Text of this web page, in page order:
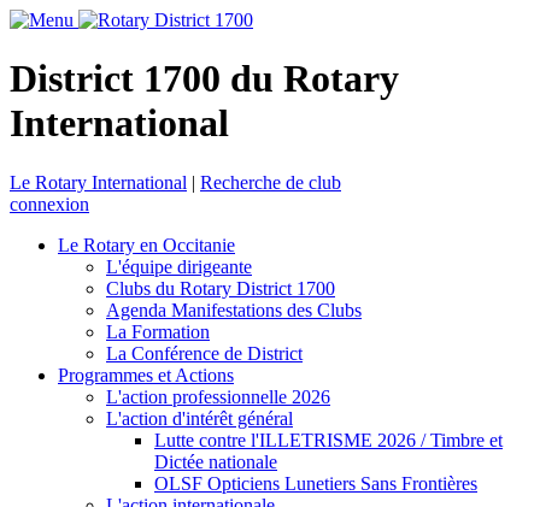
District 1700 du Rotary
International
Le Rotary International | Recherche de club
connexion
Le Rotary en Occitanie
L'équipe dirigeante
Clubs du Rotary District 1700
Agenda Manifestations des Clubs
La Formation
La Conférence de District
Programmes et Actions
L'action professionnelle 2026
L'action d'intérêt général
Lutte contre l'ILLETRISME 2026 / Timbre et
Dictée nationale
OLSF Opticiens Lunetiers Sans Frontières